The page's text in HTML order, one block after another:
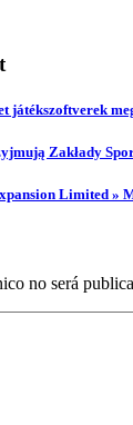
játékszoftverek
Zakłady
Limited »
no será